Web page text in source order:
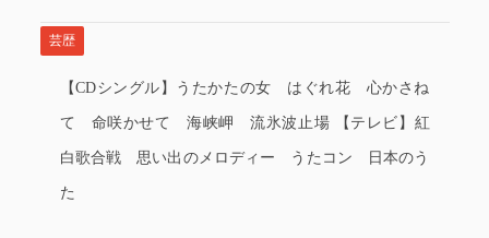
芸歴
【CDシングル】うたかたの女 はぐれ花 心かさね
て 命咲かせて 海峡岬 流氷波止場 【テレビ】紅
白歌合戦 思い出のメロディー うたコン 日本のう
た